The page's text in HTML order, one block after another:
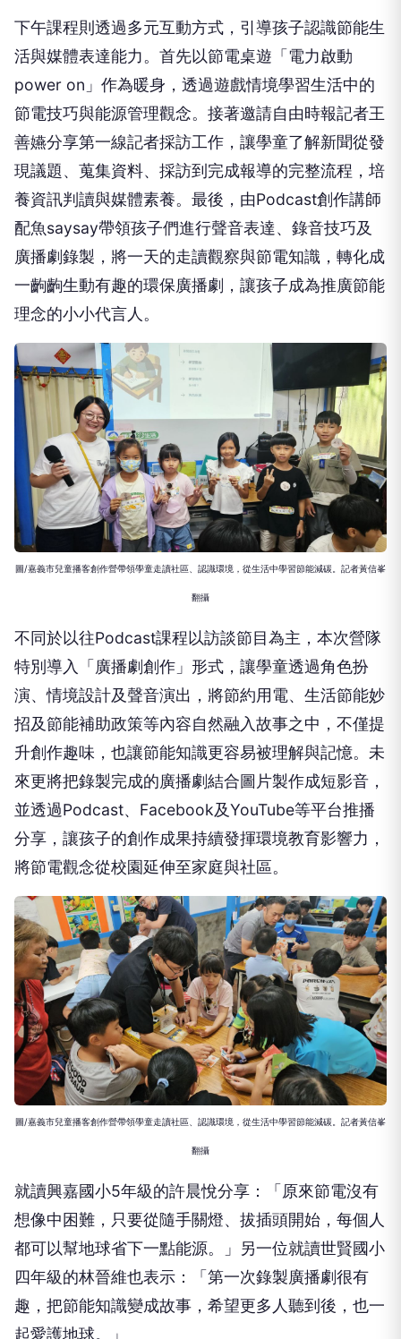
下午課程則透過多元互動方式，引導孩子認識節能生
活與媒體表達能力。首先以節電桌遊「電力啟動
power on」作為暖身，透過遊戲情境學習生活中的
節電技巧與能源管理觀念。接著邀請自由時報記者王
善嬿分享第一線記者採訪工作，讓學童了解新聞從發
現議題、蒐集資料、採訪到完成報導的完整流程，培
養資訊判讀與媒體素養。最後，由Podcast創作講師
配魚saysay帶領孩子們進行聲音表達、錄音技巧及
廣播劇錄製，將一天的走讀觀察與節電知識，轉化成
一齣齣生動有趣的環保廣播劇，讓孩子成為推廣節能
理念的小小代言人。
圖/嘉義市兒童播客創作營帶領學童走讀社區、認識環境，從生活中學習節能減碳。記者黃信峯
翻攝
不同於以往Podcast課程以訪談節目為主，本次營隊
特別導入「廣播劇創作」形式，讓學童透過角色扮
演、情境設計及聲音演出，將節約用電、生活節能妙
招及節能補助政策等內容自然融入故事之中，不僅提
升創作趣味，也讓節能知識更容易被理解與記憶。未
來更將把錄製完成的廣播劇結合圖片製作成短影音，
並透過Podcast、Facebook及YouTube等平台推播
分享，讓孩子的創作成果持續發揮環境教育影響力，
將節電觀念從校園延伸至家庭與社區。
圖/嘉義市兒童播客創作營帶領學童走讀社區、認識環境，從生活中學習節能減碳。記者黃信峯
翻攝
就讀興嘉國小5年級的許晨悅分享：「原來節電沒有
想像中困難，只要從隨手關燈、拔插頭開始，每個人
都可以幫地球省下一點能源。」另一位就讀世賢國小
四年級的林晉維也表示：「第一次錄製廣播劇很有
趣，把節能知識變成故事，希望更多人聽到後，也一
起愛護地球。」